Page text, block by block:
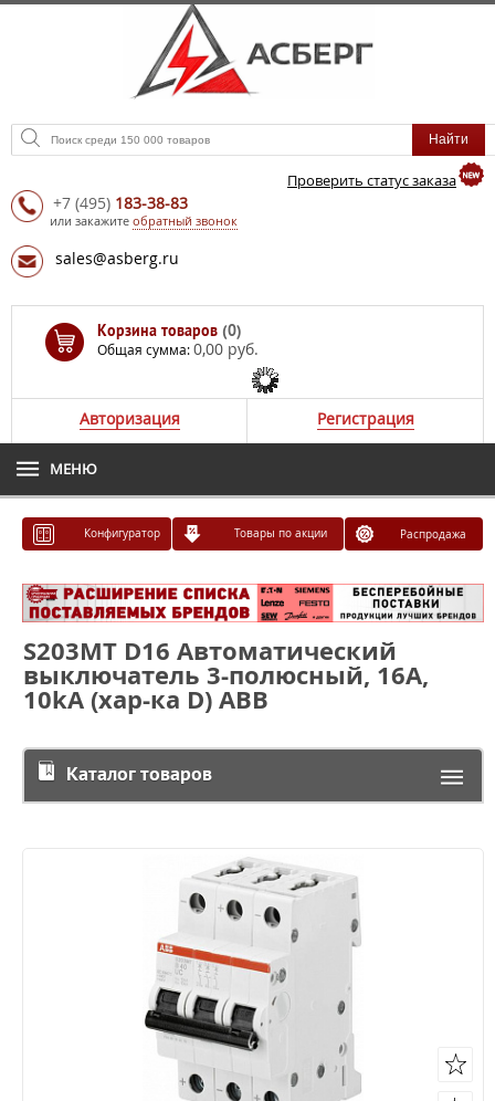
Проверить статус заказа
+7 (495) 183-38-83
или закажите обратный звонок
sales@asberg.ru
Корзина товаров (0)
Общая сумма:0,00 руб.
Авторизация Регистрация
МЕНЮ
Конфигуратор Товары по акции Распродажа
S203MT D16 Автоматический
выключатель 3-полюсный, 16А,
10kA (хар-ка D) ABB
Каталог товаров